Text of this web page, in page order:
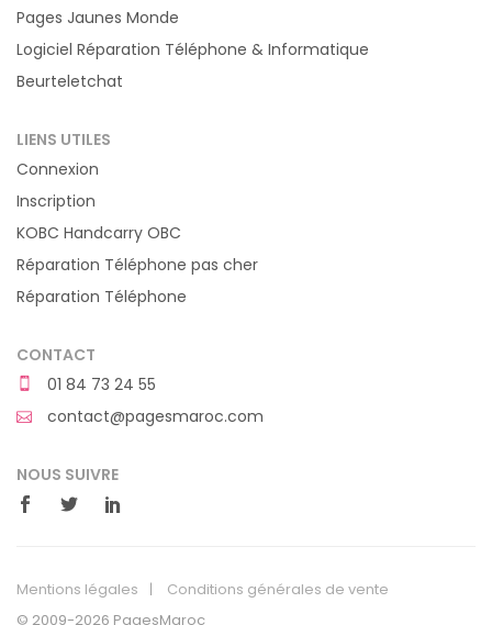
Pages Jaunes Monde
Logiciel Réparation Téléphone & Informatique
Beurteletchat
LIENS UTILES
Connexion
Inscription
KOBC Handcarry OBC
Réparation Téléphone pas cher
Réparation Téléphone
CONTACT
01 84 73 24 55
contact@pagesmaroc.com
NOUS SUIVRE
Mentions légales
Conditions générales de vente
© 2009-2026 PagesMaroc